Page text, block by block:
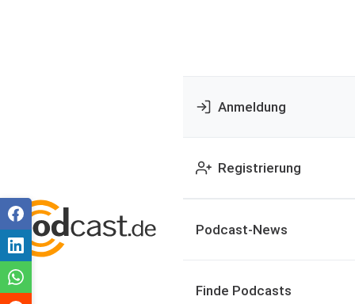
Anmeldung
Registrierung
Podcast-News
Finde Podcasts